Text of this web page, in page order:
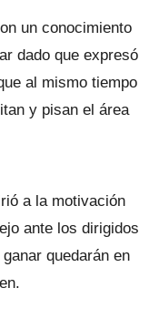
un conocimiento
dado que expresó
al mismo tiempo
y pisan el área
a la motivación
ante los dirigidos
quedarán en